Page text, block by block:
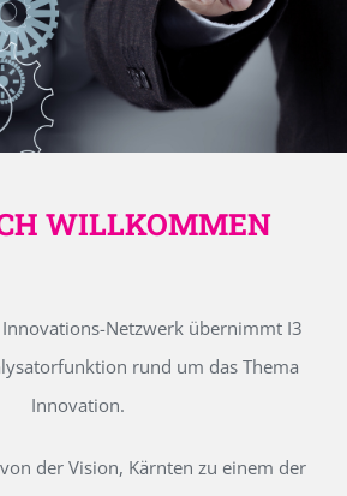
WILLKOMMEN
Netzwerk übernimmt I3
rund um das Thema
Innovation.
der Vision, Kärnten zu einem der